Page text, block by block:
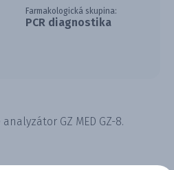
Farmakologická skupina:
PCR diagnostika
GZ MED GZ-8.